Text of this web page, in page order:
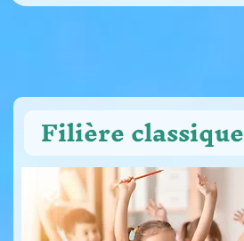
Filière classique